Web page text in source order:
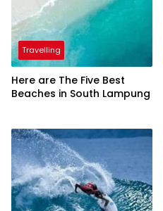
Travelling
Here are The Five Best
Beaches in South Lampung